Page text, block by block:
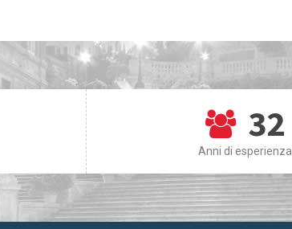
32
Anni di esperienza